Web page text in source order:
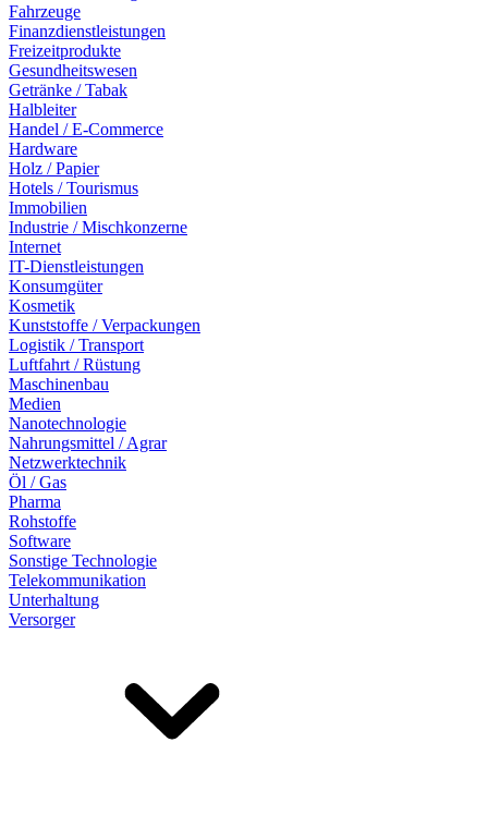
Fahrzeuge
Finanzdienstleistungen
Freizeitprodukte
Gesundheitswesen
Getränke / Tabak
Halbleiter
Handel / E-Commerce
Hardware
Holz / Papier
Hotels / Tourismus
Immobilien
Industrie / Mischkonzerne
Internet
IT-Dienstleistungen
Konsumgüter
Kosmetik
Kunststoffe / Verpackungen
Logistik / Transport
Luftfahrt / Rüstung
Maschinenbau
Medien
Nanotechnologie
Nahrungsmittel / Agrar
Netzwerktechnik
Öl / Gas
Pharma
Rohstoffe
Software
Sonstige Technologie
Telekommunikation
Unterhaltung
Versorger